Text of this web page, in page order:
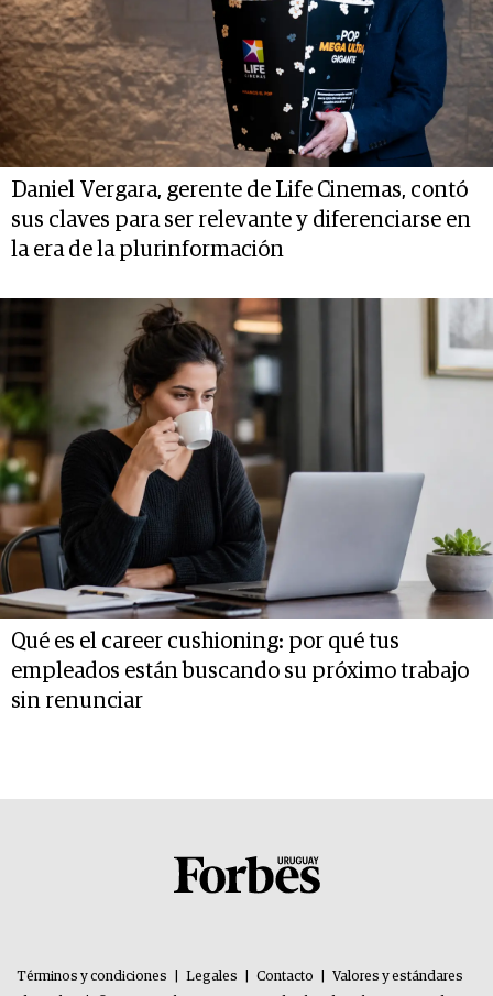
Daniel Vergara, gerente de Life Cinemas, contó
sus claves para ser relevante y diferenciarse en
la era de la plurinformación
Qué es el career cushioning: por qué tus
empleados están buscando su próximo trabajo
sin renunciar
Términos y condiciones Legales Contacto
Valores y estándares